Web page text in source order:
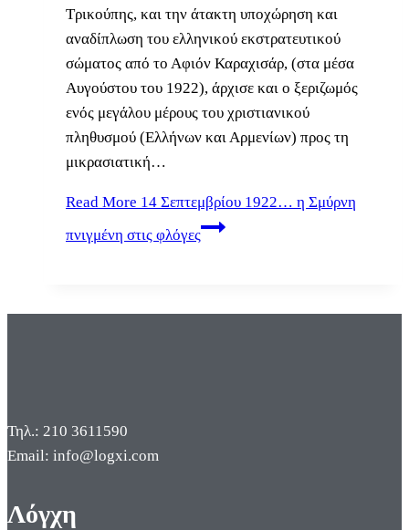
Τρικούπης, και την άτακτη υποχώρηση και
αναδίπλωση του ελληνικού εκστρατευτικού
σώματος από το Αφιόν Καραχισάρ, (στα μέσα
Αυγούστου του 1922), άρχισε και ο ξεριζωμός
ενός μεγάλου μέρους του χριστιανικού
πληθυσμού (Ελλήνων και Αρμενίων) προς τη
μικρασιατική…
Read More 14 Σεπτεμβρίου 1922… η Σμύρνη
πνιγμένη στις φλόγες
Τηλ.: 210 3611590
Email: info@logxi.com
Λόγχη